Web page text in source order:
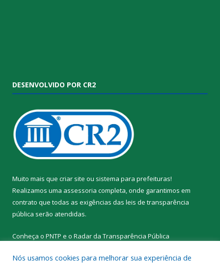
DESENVOLVIDO POR CR2
Muito mais que criar site ou sistema para prefeituras!
Realizamos uma assessoria completa, onde garantimos em
contrato que todas as exigências das leis de transparência
pública serão atendidas.
Conheça o PNTP e o Radar da Transparência Pública
Nós usamos cookies para melhorar sua experiência de